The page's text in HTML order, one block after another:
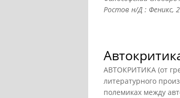
Ростов н/Д : Феникс,
АВТОКРИТИКА (от
литературного
полемиках между